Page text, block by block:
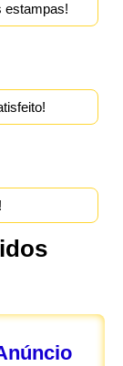
estampas!